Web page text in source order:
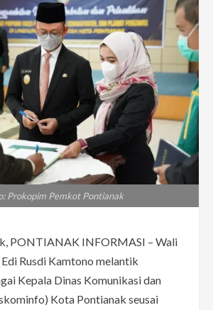
Prokopim Pemkot Pontianak
PONTIANAK INFORMASI – Wali
Rusdi Kamtono melantik
Kepala Dinas Komunikasi dan
Kota Pontianak seusai